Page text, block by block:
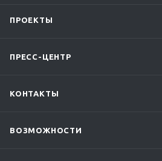
ПРОЕКТЫ
ПРЕСС-ЦЕНТР
КОНТАКТЫ
ВОЗМОЖНОСТИ